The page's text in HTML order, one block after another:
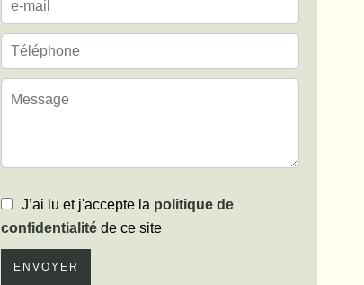
J’ai lu et j'accepte la politique de
confidentialité de ce site
ENVOYER